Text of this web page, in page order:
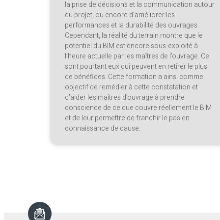
la prise de décisions et la communication autour
du projet, ou encore d’améliorer les
performances et la durabilité des ouvrages.
Cependant, la réalité du terrain montre que le
potentiel du BIM est encore sous-exploité à
l’heure actuelle par les maîtres de l’ouvrage. Ce
sont pourtant eux qui peuvent en retirer le plus
de bénéfices. Cette formation a ainsi comme
objectif de remédier à cette constatation et
d’aider les maîtres d’ouvrage à prendre
conscience de ce que couvre réellement le BIM
et de leur permettre de franchir le pas en
connaissance de cause.